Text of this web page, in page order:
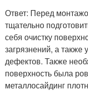
Ответ: Перед
тщательно
себя очистку
загрязнений, а
дефектов. Также
поверхность была
металлосайдинг